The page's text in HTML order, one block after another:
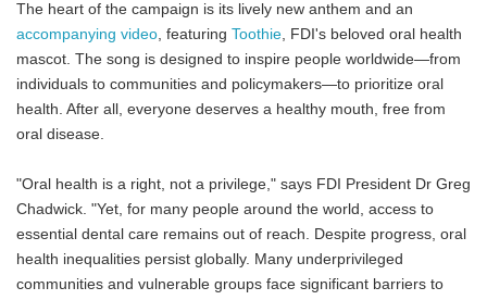
The heart of the campaign is its lively new anthem and an
accompanying video, featuring Toothie, FDI's beloved oral health
mascot. The song is designed to inspire people worldwide—from
individuals to communities and policymakers—to prioritize oral
health. After all, everyone deserves a healthy mouth, free from
oral disease.
"Oral health is a right, not a privilege," says FDI President Dr Greg
Chadwick. "Yet, for many people around the world, access to
essential dental care remains out of reach. Despite progress, oral
health inequalities persist globally. Many underprivileged
communities and vulnerable groups face significant barriers to